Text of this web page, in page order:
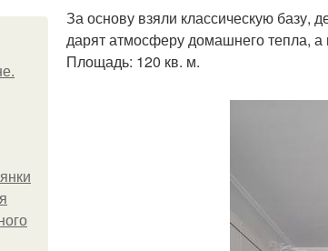
За основу взяли классическую
дарят атмосферу домашнего тепла, а
Площадь: 120 кв. м.